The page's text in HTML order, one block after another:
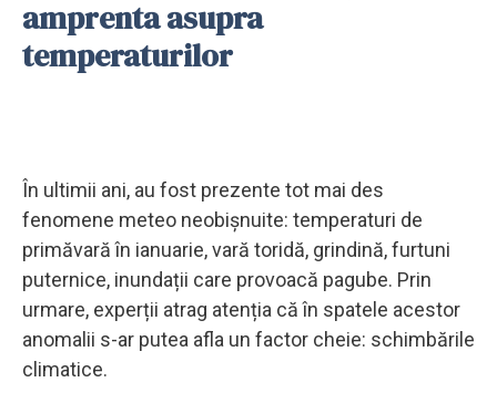
amprenta asupra
temperaturilor
În ultimii ani, au fost prezente tot mai des
fenomene meteo neobișnuite: temperaturi de
primăvară în ianuarie, vară toridă, grindină, furtuni
puternice, inundații care provoacă pagube. Prin
urmare, experții atrag atenția că în spatele acestor
anomalii s-ar putea afla un factor cheie: schimbările
climatice.